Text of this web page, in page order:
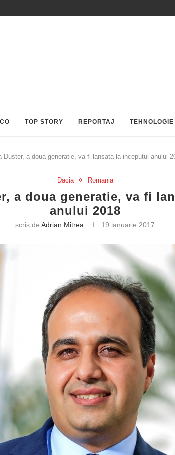
TOP STORY REPORTAJ TEHNOLOGIE
Duster, a doua generatie, va fi lansata la inceputul anului
Dacia Romania
a doua generatie, va fi
anului 2018
scris deAdrian Mitrea 19 ianuarie 2017